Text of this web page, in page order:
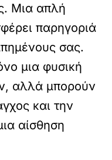
Μια απλή
παρηγοριά
σας.
μια φυσική
αλλά μπορούν
και την
αίσθηση